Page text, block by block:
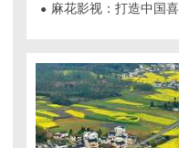
● 麻花影视：打造中国喜